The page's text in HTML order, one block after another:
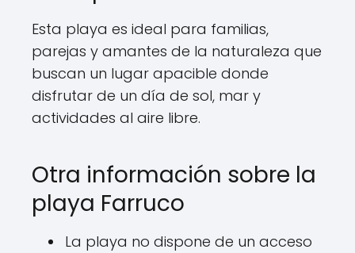
Esta playa es ideal para familias,
parejas y amantes de la naturaleza que
buscan un lugar apacible donde
disfrutar de un día de sol, mar y
actividades al aire libre.
Otra información sobre la
playa Farruco
La playa no dispone de un acceso